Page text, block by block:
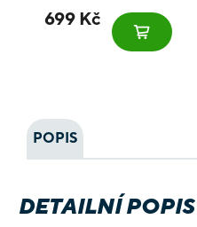
SLEEPING GODS:
DISTANT SKIES
699 Kč
POPIS
DETAILNÍ